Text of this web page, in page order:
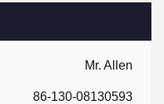
Mr. Allen
86-130-08130593